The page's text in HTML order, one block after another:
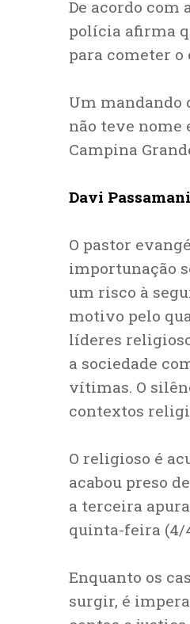
De acordo com
polícia afirma
para cometer o
Um mandando
não teve nome
Campina
Davi
O pastor
importunação
um risco à
motivo pelo
líderes
a sociedade
vítimas. O
contextos
O religioso é
acabou preso
a terceira
quinta-feira (4/
Enquanto os
surgir, é